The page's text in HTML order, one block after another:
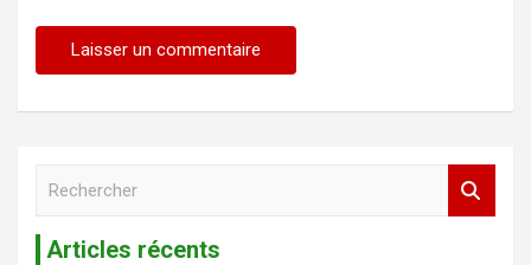
Articles récents